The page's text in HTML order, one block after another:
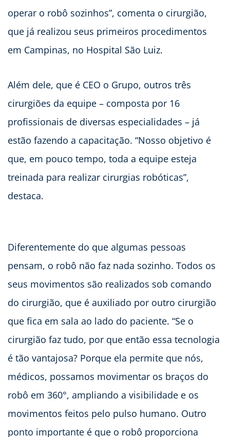
operar o robô sozinhos”, comenta o cirurgião,
que já realizou seus primeiros procedimentos
em Campinas, no Hospital São Luiz.
Além dele, que é CEO o Grupo, outros três
cirurgiões da equipe – composta por 16
profissionais de diversas especialidades – já
estão fazendo a capacitação. “Nosso objetivo é
que, em pouco tempo, toda a equipe esteja
treinada para realizar cirurgias robóticas”,
destaca.
Diferentemente do que algumas pessoas
pensam, o robô não faz nada sozinho. Todos os
seus movimentos são realizados sob comando
do cirurgião, que é auxiliado por outro cirurgião
que fica em sala ao lado do paciente. “Se o
cirurgião faz tudo, por que então essa tecnologia
é tão vantajosa? Porque ela permite que nós,
médicos, possamos movimentar os braços do
robô em 360°, ampliando a visibilidade e os
movimentos feitos pelo pulso humano. Outro
ponto importante é que o robô proporciona